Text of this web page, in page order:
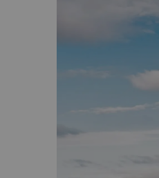
流。这里既保
新地标。它是
梧田老街（距
素。如今已成